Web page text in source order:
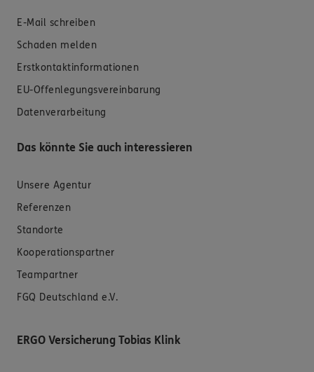
E-Mail schreiben
Schaden melden
Erstkontaktinformationen
EU-Offenlegungsvereinbarung
Datenverarbeitung
Das könnte Sie auch interessieren
Unsere Agentur
Referenzen
Standorte
Kooperationspartner
Teampartner
FGQ Deutschland e.V.
ERGO Versicherung Tobias Klink